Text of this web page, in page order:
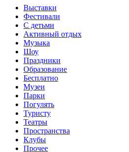
Выставки
Фестивали
С детьми
Активный отдых
Музыка
Шоу
Праздники
Образование
Бесплатно
Музеи
Парки
Погулять
Туристу
Театры
Пространства
Клубы
Прочее